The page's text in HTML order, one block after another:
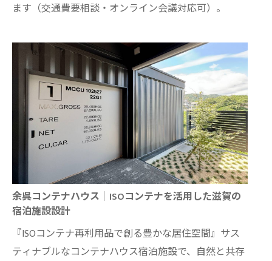
ます（交通費要相談・オンライン会議対応可）。
余呉コンテナハウス｜ISOコンテナを活用した滋賀の
宿泊施設設計
『ISOコンテナ再利用品で創る豊かな居住空間』サス
ティナブルなコンテナハウス宿泊施設で、自然と共存